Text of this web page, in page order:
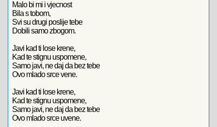
Malo bi mi i vjecnost
Bila s tobom,
Svi su drugi poslije tebe
Dobili samo zbogom.
Javi kad ti lose krene,
Kad te stignu uspomene,
Samo javi, ne daj da bez tebe
Ovo mlado srce vene.
Javi kad ti lose krene,
Kad te stignu uspomene,
Samo javi, ne daj da bez tebe
Ovo mlado srce uvene.